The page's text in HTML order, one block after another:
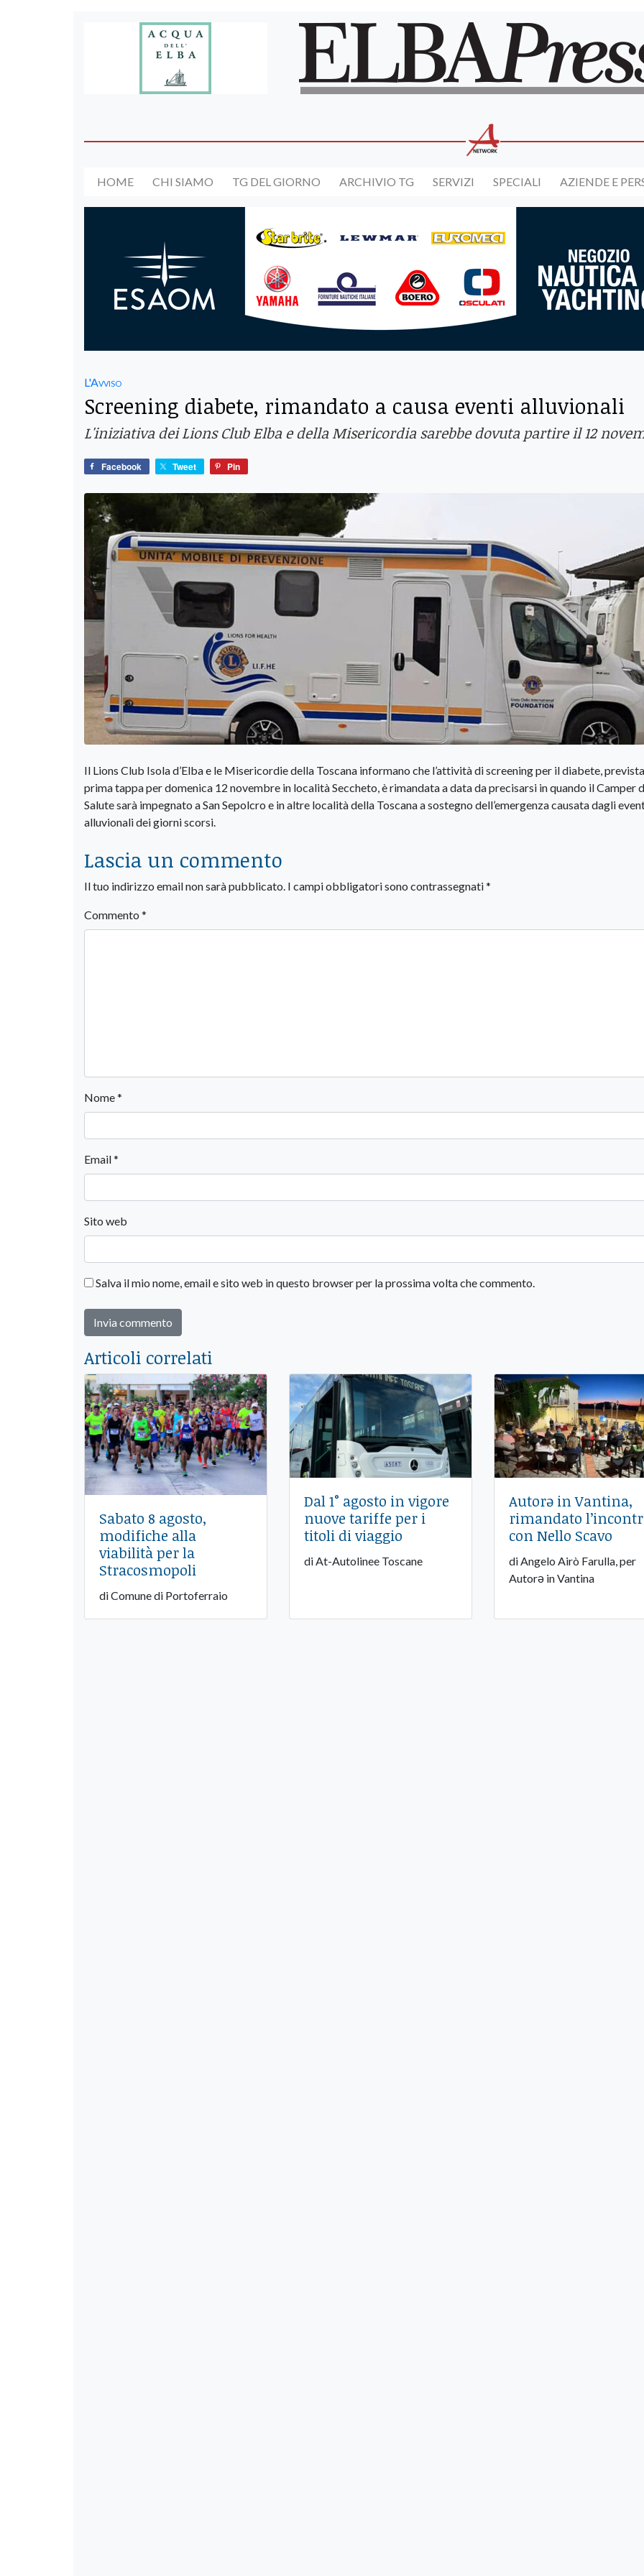
HOME CHI SIAMO TG DEL GIORNO ARCHIVIO TG SERVIZI SPECIALI AZIENDE E
L'Avviso
Screening diabete, rimandato a causa eventi alluvionali
L'iniziativa dei Lions Club Elba e della Misericordia sarebbe dovuta partire il 12
Facebook Tweet Pin
Il Lions Club Isola d’Elba e le Misericordie della Toscana informano che l’attività di screening per il diabete,
prima tappa per domenica 12 novembre in località Seccheto, è rimandata a data da precisarsi in quando il Camper
Salute sarà impegnato a San Sepolcro e in altre località della Toscana a sostegno dell’emergenza causata dagli
alluvionali dei giorni scorsi.
Lascia un commento
Il tuo indirizzo email non sarà pubblicato. I campi obbligatori sono contrassegnati*
Commento *
Nome*
Email*
Sito web
Salva il mio nome, email e sito web in questo browser per la prossima volta che commento.
Articoli correlati
Sabato 8 agosto,
modifiche alla
viabilità per la
Stracosmopoli
di Comune di Portoferraio
Dal 1° agosto in vigore
nuove tariffe per i
titoli di viaggio
di At-Autolinee Toscane
Autorə in Vantina,
rimandato
con Nello Scavo
di Angelo Airò Farulla, per
Autorə in Vantina